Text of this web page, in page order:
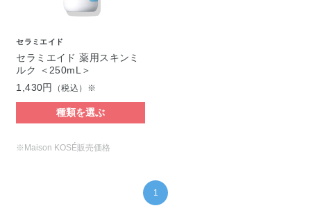
セラミエイド
セラミエイド 薬用スキンミ
ルク ＜250mL＞
1,430円
（税込）※
種類を選ぶ
※Maison KOSÉ販売価格
1